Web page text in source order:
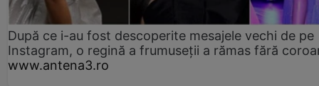
După ce i-au fost descoperite mesajele vechi de pe
Instagram, o regină a frumuseții a rămas fără
www.antena3.ro